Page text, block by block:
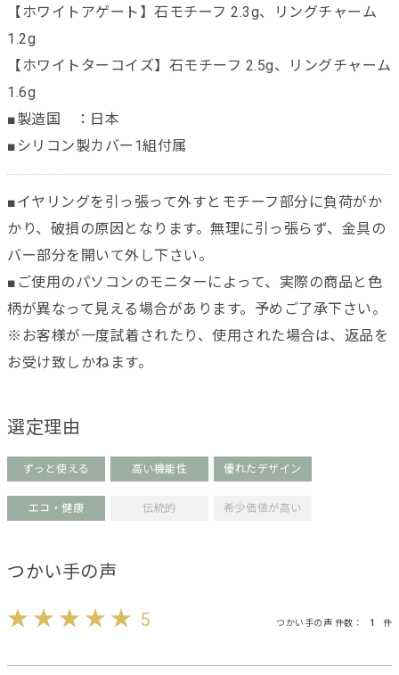
【ホワイトアゲート】石モチーフ 2.3g、リングチャーム
1.2g
【ホワイトターコイズ】石モチーフ 2.5g、リングチャーム
1.6g
■製造国 ：日本
■シリコン製カバー1組付属
■イヤリングを引っ張って外すとモチーフ部分に負荷がか
かり、破損の原因となります。無理に引っ張らず、金具の
バー部分を開いて外し下さい。
■ご使用のパソコンのモニターによって、実際の商品と色
柄が異なって見える場合があります。予めご了承下さい。
※お客様が一度試着されたり、使用された場合は、返品を
お受け致しかねます。
選定理由
ずっと使える 高い機能性 優れたデザイン
エコ・健康 伝統的 希少価値が高い
つかい手の声
5 つかい手の声 件数： 1 件